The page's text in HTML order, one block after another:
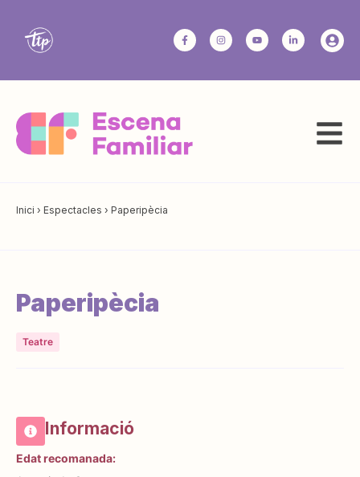
Inici › Espectacles › Paperipècia
Paperipècia
Teatre
Informació
Edat recomanada: